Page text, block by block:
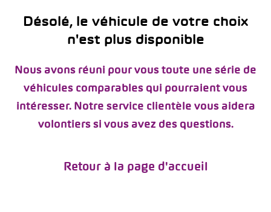
Désolé, le véhicule de votre choix
n'est plus disponible
Nous avons réuni pour vous toute une série de
véhicules comparables qui pourraient vous
intéresser. Notre service clientèle vous aidera
volontiers si vous avez des questions.
Retour à la page d'accueil